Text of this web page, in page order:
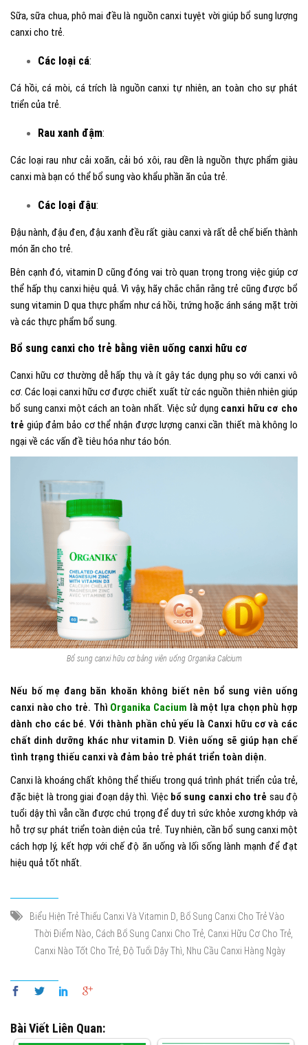
Sữa, sữa chua, phô mai đều là nguồn canxi tuyệt vời giúp bổ sung lượng
canxi cho trẻ.
Các loại cá:
Cá hồi, cá mòi, cá trích là nguồn canxi tự nhiên, an toàn cho sự phát
triển của trẻ.
Rau xanh đậm:
Các loại rau như cải xoăn, cải bó xôi, rau dền là nguồn thực phẩm giàu
canxi mà bạn có thể bổ sung vào khẩu phần ăn của trẻ.
Các loại đậu:
Đậu nành, đậu đen, đậu xanh đều rất giàu canxi và rất dễ chế biến thành
món ăn cho trẻ.
Bên cạnh đó, vitamin D cũng đóng vai trò quan trọng trong việc giúp cơ
thể hấp thụ canxi hiệu quả. Vì vậy, hãy chắc chắn rằng trẻ cũng được bổ
sung vitamin D qua thực phẩm như cá hồi, trứng hoặc ánh sáng mặt trời
và các thực phẩm bổ sung.
Bổ sung canxi cho trẻ bằng viên uống canxi hữu cơ
Canxi hữu cơ thường dễ hấp thụ và ít gây tác dụng phụ so với canxi vô
cơ. Các loại canxi hữu cơ được chiết xuất từ các nguồn thiên nhiên giúp
bổ sung canxi một cách an toàn nhất. Việc sử dụng canxi hữu cơ cho
trẻ giúp đảm bảo cơ thể nhận được lượng canxi cần thiết mà không lo
ngại về các vấn đề tiêu hóa như táo bón.
Bổ sung canxi hữu cơ bằng viên uống Organika Calcium
Nếu bố mẹ đang băn khoăn không biết nên bổ sung viên uống
canxi nào cho trẻ. Thì Organika Cacium là một lựa chọn phù hợp
dành cho các bé. Với thành phần chủ yếu là Canxi hữu cơ và các
chất dinh dưỡng khác như vitamin D. Viên uống sẽ giúp hạn chế
tình trạng thiếu canxi và đảm bảo trẻ phát triển toàn diện.
Canxi là khoáng chất không thể thiếu trong quá trình phát triển của trẻ,
đặc biệt là trong giai đoạn dậy thì. Việc bổ sung canxi cho trẻ sau độ
tuổi dậy thì vẫn cần được chú trọng để duy trì sức khỏe xương khớp và
hỗ trợ sự phát triển toàn diện của trẻ. Tuy nhiên, cần bổ sung canxi một
cách hợp lý, kết hợp với chế độ ăn uống và lối sống lành mạnh để đạt
hiệu quả tốt nhất.
Biểu Hiện Trẻ Thiếu Canxi Và Vitamin D, Bổ Sung Canxi Cho Trẻ Vào
Thời Điểm Nào, Cách Bổ Sung Canxi Cho Trẻ, Canxi Hữu Cơ Cho Trẻ,
Canxi Nào Tốt Cho Trẻ, Độ Tuổi Dậy Thì, Nhu Cầu Canxi Hàng Ngày
Bài Viết Liên Quan: